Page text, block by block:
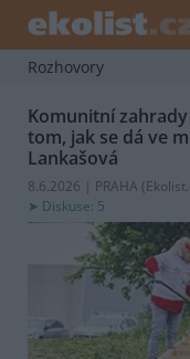
Rozhovory
Komunitní
tom, jak se dá ve
Lankašová
8.6.2026 | PRAHA (
Diskuse: 5